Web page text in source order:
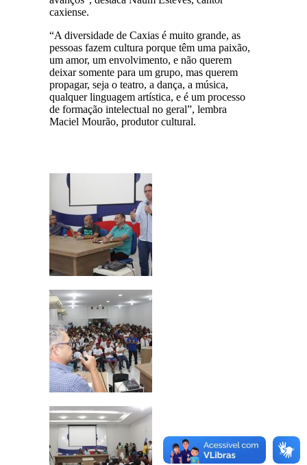
caxiense.
“A diversidade de Caxias é muito grande, as
pessoas fazem cultura porque têm uma paixão,
um amor, um envolvimento, e não querem
deixar somente para um grupo, mas querem
propagar, seja o teatro, a dança, a música,
qualquer linguagem artística, e é um processo
de formação intelectual no geral”, lembra
Maciel Mourão, produtor cultural.